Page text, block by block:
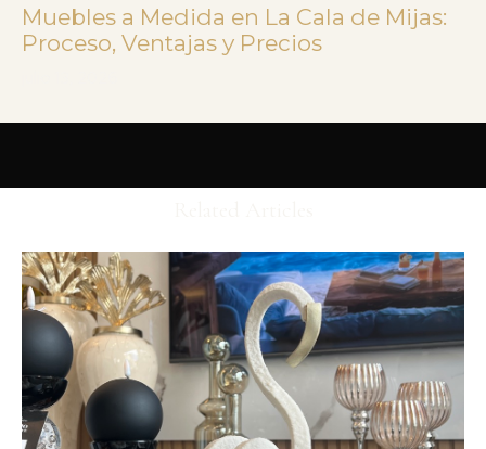
Muebles a Medida en La Cala de Mijas:
Proceso, Ventajas y Precios